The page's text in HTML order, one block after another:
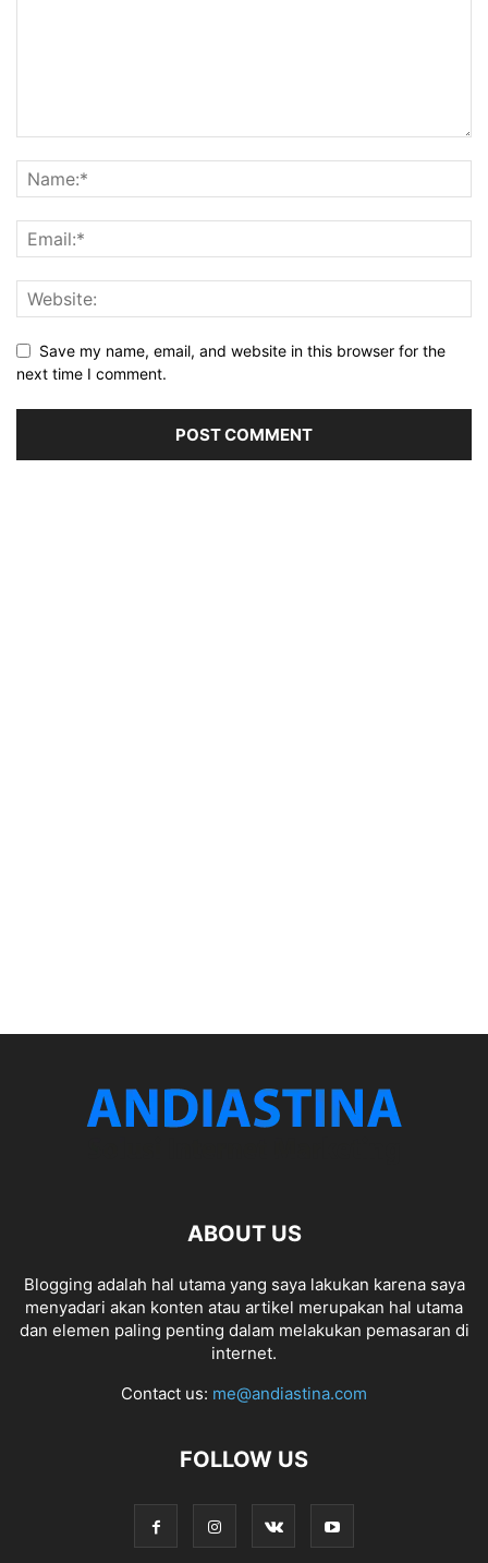
Save my name, email, and website in this browser for the
next time I comment.
ABOUT US
Blogging adalah hal utama yang saya lakukan karena saya
menyadari akan konten atau artikel merupakan hal utama
dan elemen paling penting dalam melakukan pemasaran di
internet.
Contact us: me@andiastina.com
FOLLOW US